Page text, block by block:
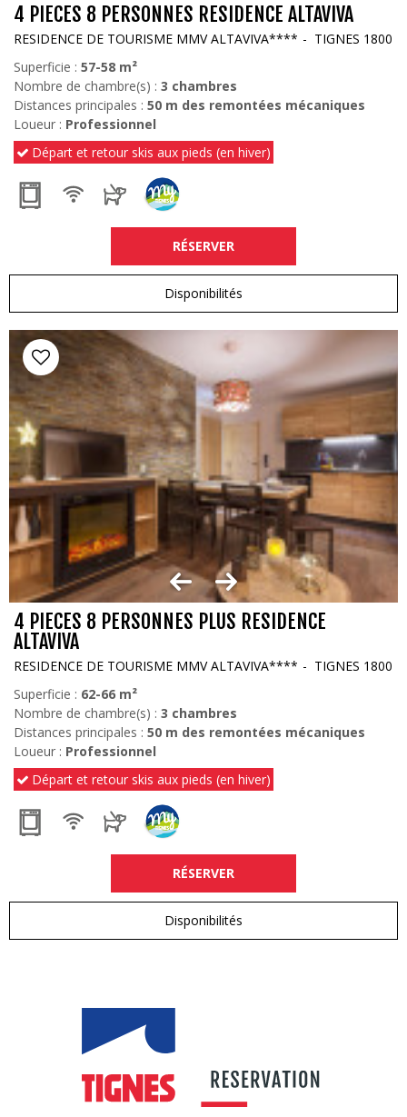
4 PIECES 8 PERSONNES RESIDENCE ALTAVIVA
RESIDENCE DE TOURISME MMV ALTAVIVA****
TIGNES 1800
Superficie : 57-58 m²
Nombre de chambre(s) : 3 chambres
Distances principales : 50 m des remontées mécaniques
Loueur : Professionnel
Départ et retour skis aux pieds (en hiver)
RÉSERVER
Disponibilités
4 PIECES 8 PERSONNES PLUS RESIDENCE
ALTAVIVA
RESIDENCE DE TOURISME MMV ALTAVIVA****
TIGNES 1800
Superficie : 62-66 m²
Nombre de chambre(s) : 3 chambres
Distances principales : 50 m des remontées mécaniques
Loueur : Professionnel
Départ et retour skis aux pieds (en hiver)
RÉSERVER
Disponibilités